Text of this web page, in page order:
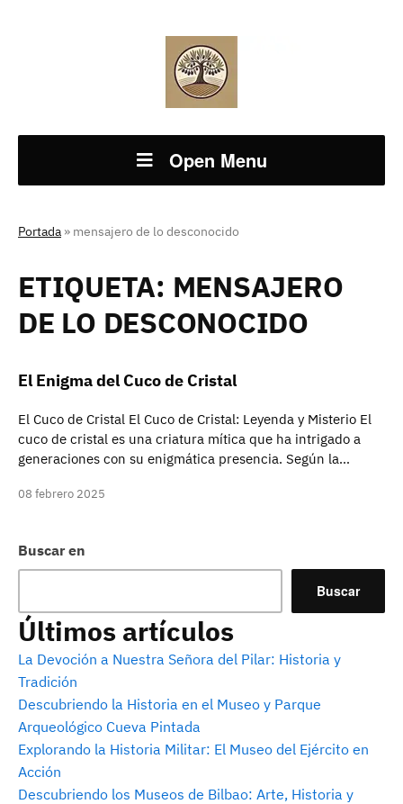
Open Menu
Portada » mensajero de lo desconocido
Buscar en
Buscar
Últimos artículos
La Devoción a Nuestra Señora del Pilar: Historia y
Tradición
Descubriendo la Historia en el Museo y Parque
Arqueológico Cueva Pintada
Explorando la Historia Militar: El Museo del Ejército en
Acción
Descubriendo los Museos de Bilbao: Arte, Historia y
ETIQUETA: MENSAJERO
DE LO DESCONOCIDO
El Enigma del Cuco de Cristal
El Cuco de Cristal El Cuco de Cristal: Leyenda y Misterio El
cuco de cristal es una criatura mítica que ha intrigado a
generaciones con su enigmática presencia. Según la…
08 febrero 2025